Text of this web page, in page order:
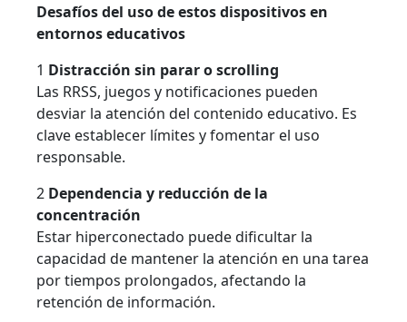
Desafíos del uso de estos dispositivos en
entornos educativos
1 Distracción sin parar o scrolling
Las RRSS, juegos y notificaciones pueden
desviar la atención del contenido educativo. Es
clave establecer límites y fomentar el uso
responsable.
2 Dependencia y reducción de la
concentración
Estar hiperconectado puede dificultar la
capacidad de mantener la atención en una tarea
por tiempos prolongados, afectando la
retención de información.